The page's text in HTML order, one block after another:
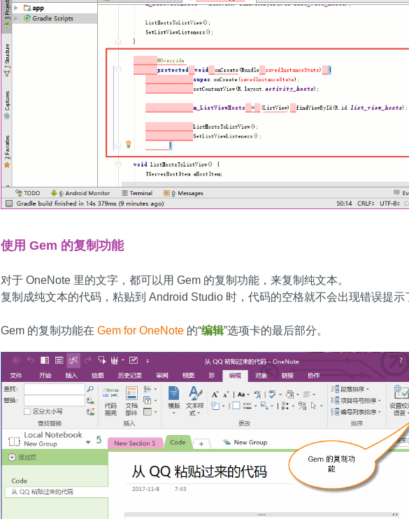
使用 Gem 的复制功能
对于 OneNote 里的文字，都可以用 Gem 的复制功能，来复制纯文本。
复制成纯文本的代码，粘贴到 Android Studio 时，代码的空格就不会出现错误提示
Gem 的复制功能在 Gem for OneNote的“编辑”选项卡的最后部分。